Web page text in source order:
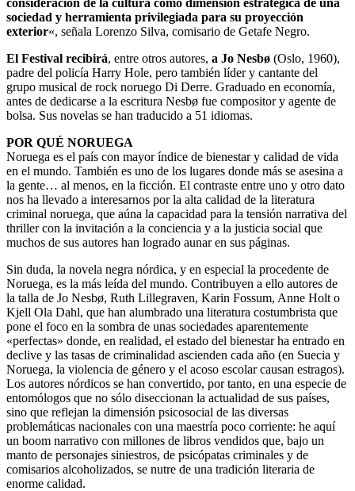
sociedad y herramienta privilegiada para su proyección
exterior«, señala Lorenzo Silva, comisario de Getafe Negro.
El Festival recibirá, entre otros autores, a Jo Nesbø (Oslo, 1960),
padre del policía Harry Hole, pero también líder y cantante del
grupo musical de rock noruego Di Derre. Graduado en economía,
antes de dedicarse a la escritura Nesbø fue compositor y agente de
bolsa. Sus novelas se han traducido a 51 idiomas.
POR QUÉ NORUEGA
Noruega es el país con mayor índice de bienestar y calidad de vida
en el mundo. También es uno de los lugares donde más se asesina a
la gente… al menos, en la ficción. El contraste entre uno y otro dato
nos ha llevado a interesarnos por la alta calidad de la literatura
criminal noruega, que aúna la capacidad para la tensión narrativa del
thriller con la invitación a la conciencia y a la justicia social que
muchos de sus autores han logrado aunar en sus páginas.
Sin duda, la novela negra nórdica, y en especial la procedente de
Noruega, es la más leída del mundo. Contribuyen a ello autores de
la talla de Jo Nesbø, Ruth Lillegraven, Karin Fossum, Anne Holt o
Kjell Ola Dahl, que han alumbrado una literatura costumbrista que
pone el foco en la sombra de unas sociedades aparentemente
«perfectas» donde, en realidad, el estado del bienestar ha entrado en
declive y las tasas de criminalidad ascienden cada año (en Suecia y
Noruega, la violencia de género y el acoso escolar causan estragos).
Los autores nórdicos se han convertido, por tanto, en una especie de
entomólogos que no sólo diseccionan la actualidad de sus países,
sino que reflejan la dimensión psicosocial de las diversas
problemáticas nacionales con una maestría poco corriente: he aquí
un boom narrativo con millones de libros vendidos que, bajo un
manto de personajes siniestros, de psicópatas criminales y de
comisarios alcoholizados, se nutre de una tradición literaria de
enorme calidad.